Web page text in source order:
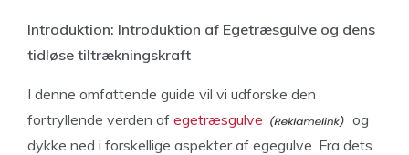
Introduktion: Introduktion af Egetræsgulve og dens
tidløse tiltrækningskraft
I denne omfattende guide vil vi udforske den
fortryllende verden af egetræsgulve
og
dykke ned i forskellige aspekter af egegulve. Fra dets